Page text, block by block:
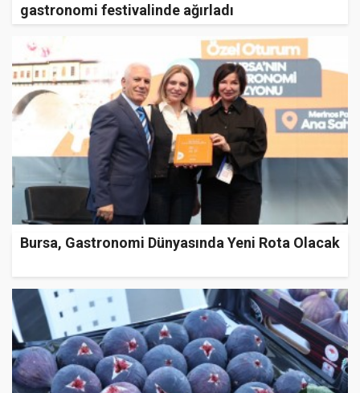
gastronomi festivalinde ağırladı
Bursa, Gastronomi Dünyasında Yeni Rota Olacak